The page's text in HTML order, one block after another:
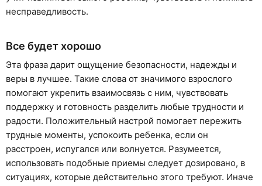
несправедливость.
Все будет хорошо
Эта фраза дарит ощущение безопасности, надежды и
веры в лучшее. Такие слова от значимого взрослого
помогают укрепить взаимосвязь с ним, чувствовать
поддержку и готовность разделить любые трудности и
радости. Положительный настрой помогает пережить
трудные моменты, успокоить ребенка, если он
расстроен, испугался или волнуется. Разумеется,
использовать подобные приемы следует дозировано, в
ситуациях, которые действительно этого требуют. Иначе